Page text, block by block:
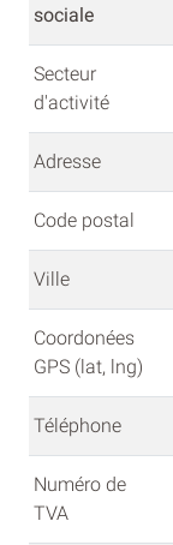
sociale
Secteur
d'activité
Adresse
Code postal
Ville
Coordonées
GPS (lat, lng)
Téléphone
Numéro de
TVA